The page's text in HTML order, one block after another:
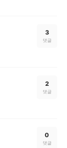
3
댓글
2
댓글
0
댓글